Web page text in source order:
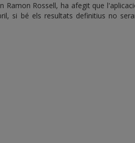
Ramon Rossell, ha afegit que
si bé els resultats definitius no